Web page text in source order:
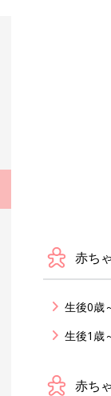
赤ち
生後0歳
生後1歳
赤ち